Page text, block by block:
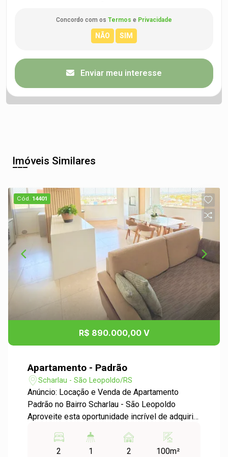
Concordo com os Termos e Privacidade
Enviar meu interesse
Imóveis Similares
Cód. 14401
R$ 890.000,00 V
Apartamento - Padrão
Scharlau - São Leopoldo/RS
Anúncio: Locação e Venda de Apartamento
Padrão no Bairro Scharlau - São Leopoldo
Aproveite esta oportunidade incrível de adquirir
desejado bairro Scharlau, em São Leopoldo.
Este imóvel oferece conforto, espaço e uma
2
1
2
100m²